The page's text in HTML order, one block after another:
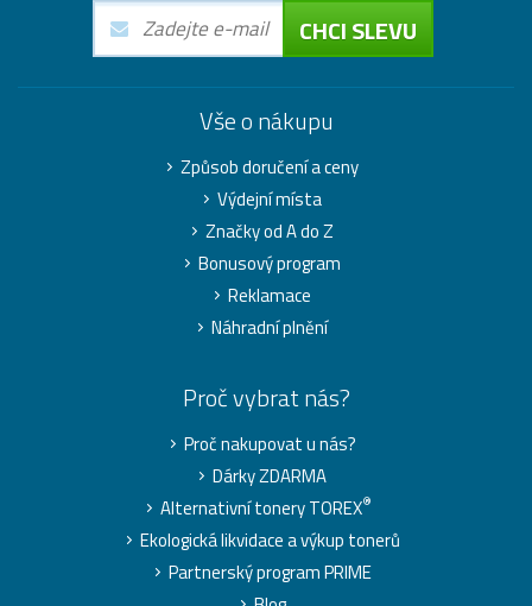
CHCI SLEVU
Vše o nákupu
Způsob doručení a ceny
Výdejní místa
Značky od A do Z
Bonusový program
Reklamace
Náhradní plnění
Proč vybrat nás?
Proč nakupovat u nás?
Dárky ZDARMA
Alternativní tonery TOREX®
Ekologická likvidace a výkup tonerů
Partnerský program PRIME